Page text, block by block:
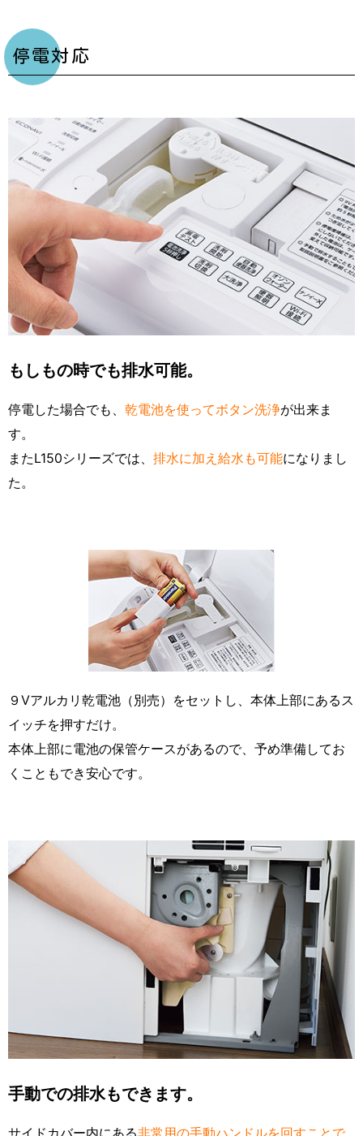
停電対応
もしもの時でも排水可能。
停電した場合でも、 乾電池を使ってボタン洗浄が出来ま
す。
またL150シリーズでは、 排水に加え給水も可能になりまし
た。
９Vアルカリ乾電池（別売）をセットし、本体上部にあるス
イッチを押すだけ。
本体上部に電池の保管ケースがあるので、予め準備してお
くこともでき安心です。
手動での排水もできます。
サイドカバー内にある非常用の手動ハンドルを回すことで